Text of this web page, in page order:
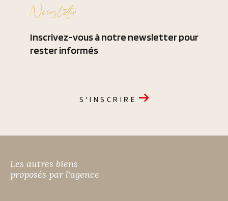
Newsletter
Inscrivez-vous à notre newsletter pour
rester informés
S'INSCRIRE
Les autres biens
proposés par l'agence